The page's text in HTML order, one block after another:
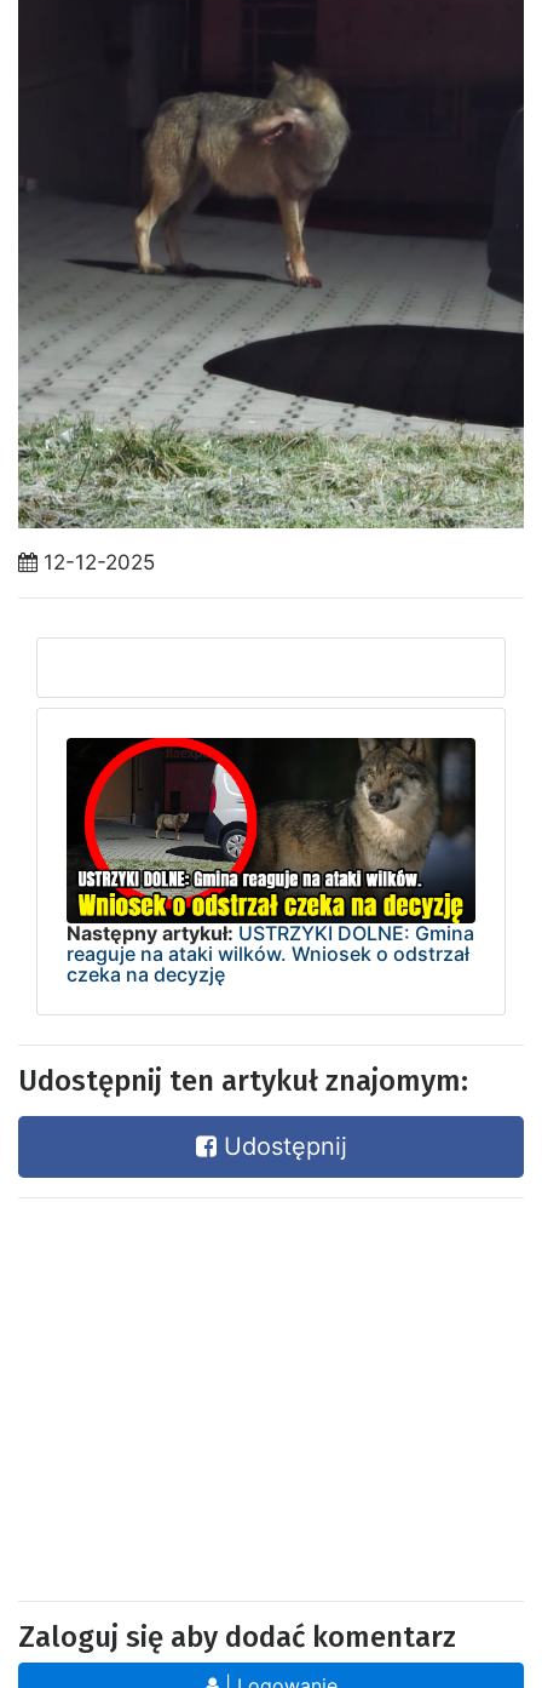
12-12-2025
Następny artykuł: USTRZYKI DOLNE: Gmina
reaguje na ataki wilków. Wniosek o odstrzał
czeka na decyzję
Udostępnij ten artykuł znajomym:
Udostępnij
Zaloguj się aby dodać komentarz